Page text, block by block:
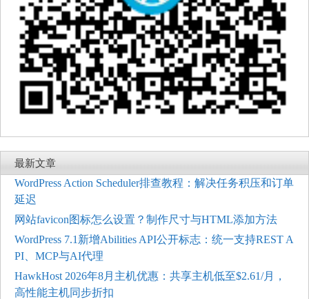
最新文章
WordPress Action Scheduler排查教程：解决任务积压和订单
延迟
网站favicon图标怎么设置？制作尺寸与HTML添加方法
WordPress 7.1新增Abilities API公开标志：统一支持REST A
PI、MCP与AI代理
HawkHost 2026年8月主机优惠：共享主机低至$2.61/月，
高性能主机同步折扣